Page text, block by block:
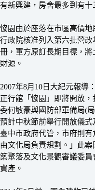
有新興建，房舍最多到有十
恊園由於座落在市區高價
行政院核准列入第六批營改
冊，軍方原訂長期目標，
財源。
2007年8月10日大紀元報導
正行館「恊園」即將開放
委何敏豪與國防部軍備局(
預計中秋節前舉行開放儀
臺中市政府代管，市府則
由文化局負責規劃。」此
築聚落及文化景觀審議委
資產。